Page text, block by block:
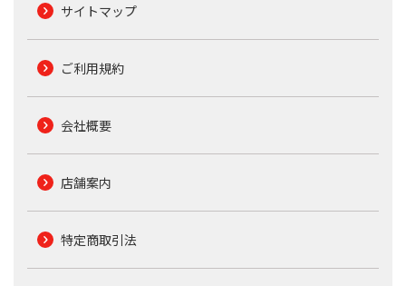
サイトマップ
ご利用規約
会社概要
店舗案内
特定商取引法